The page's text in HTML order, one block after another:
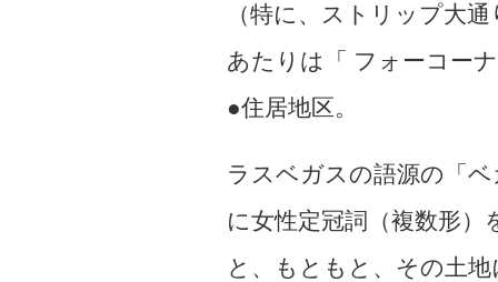
（特に、ストリップ大
あたりは「 フォーコー
●住居地区。
ラスベガスの語源の「
に女性定冠詞（複数形
と、もともと、その土